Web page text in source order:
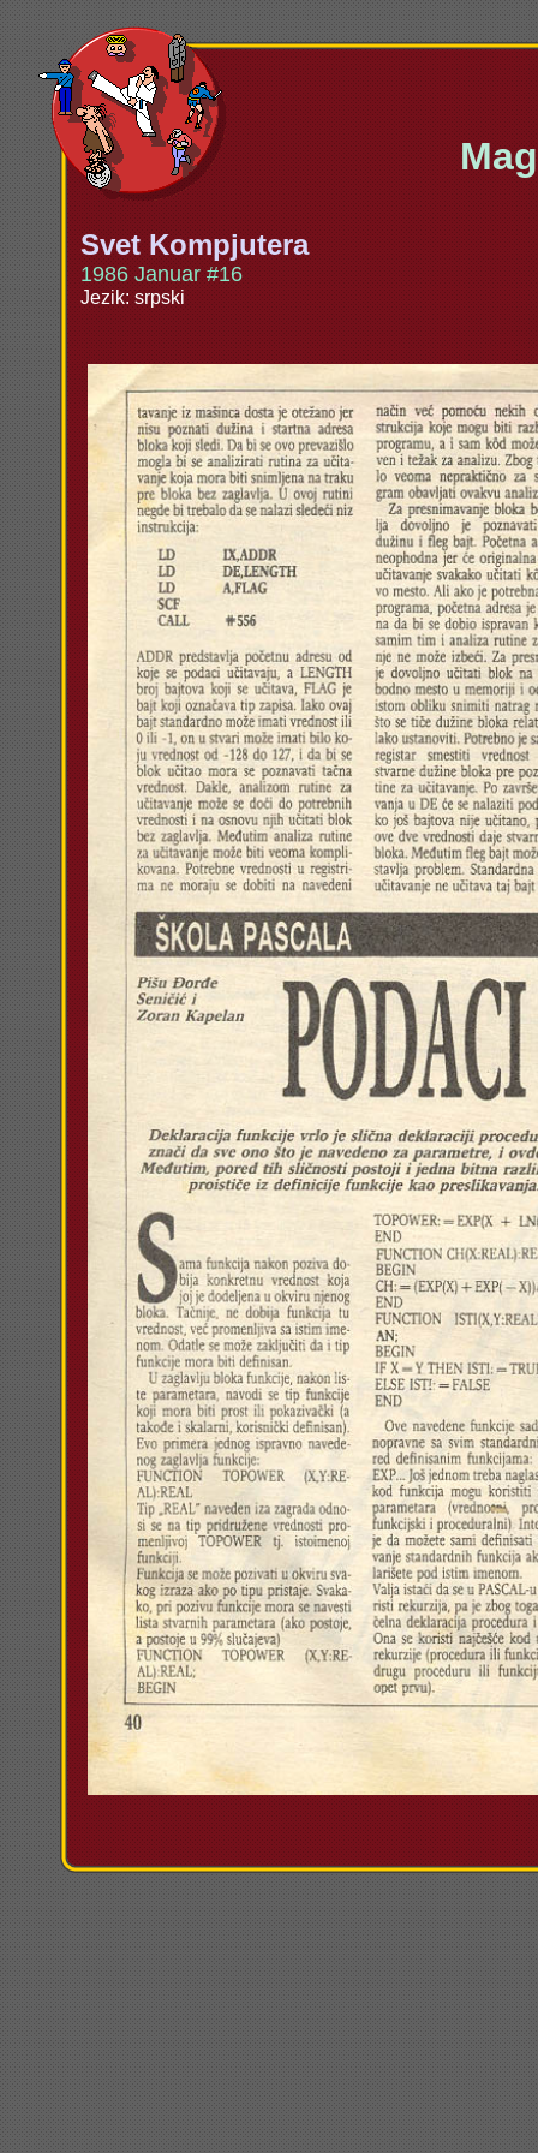
Svet Kompjutera
1986 Januar #16
Jezik: srpski